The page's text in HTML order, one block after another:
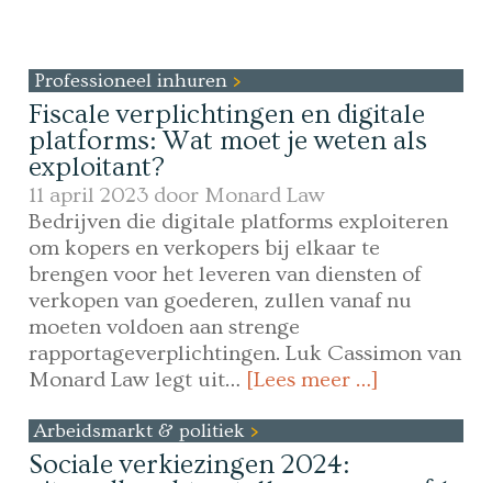
Professioneel inhuren
Fiscale verplichtingen en digitale
platforms: Wat moet je weten als
exploitant?
11 april 2023 door Monard Law
Bedrijven die digitale platforms exploiteren
om kopers en verkopers bij elkaar te
brengen voor het leveren van diensten of
verkopen van goederen, zullen vanaf nu
moeten voldoen aan strenge
rapportageverplichtingen. Luk Cassimon van
Monard Law legt uit… [Lees meer …]
Arbeidsmarkt & politiek
Sociale verkiezingen 2024: